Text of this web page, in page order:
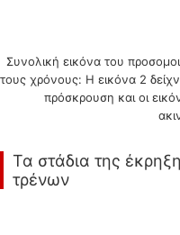
Συνολική εικόνα του
τους χρόνους: Η εικόνα 2
πρόσκρουση και οι
Τα στάδια της
τρένων